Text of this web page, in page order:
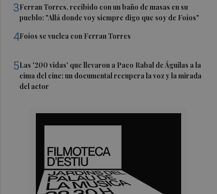
3Ferran Torres, recibido con un baño de masas en su
pueblo: "Allá donde voy siempre digo que soy de Foios"
4Foios se vuelca con Ferran Torres
5Las '200 vidas' que llevaron a Paco Rabal de Águilas a la
cima del cine: un documental recupera la voz y la mirada
del actor